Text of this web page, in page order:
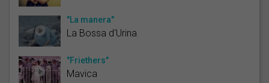
"La manera"
La Bossa d'Urina
"Friethers"
Mavica